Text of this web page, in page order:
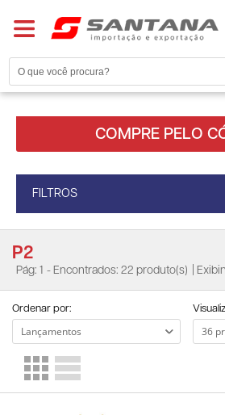
COMPRE PELO
FILTROS
P2
Pág: 1 - Encontrados: 22 produto(s) |
Ordenar por: